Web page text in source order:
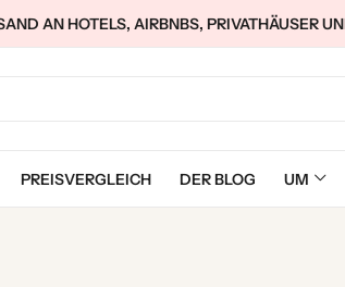
AN HOTELS, AIRBNBS, PRIVATHÄUSER
PREISVERGLEICH DER BLOG UM